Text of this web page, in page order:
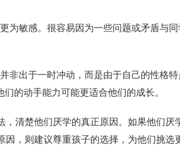
为敏感。很容易因为一些问题或矛盾与
非出于一时冲动，而是由于自己的性格
的动手能力可能更适合他们的成长。
清楚他们厌学的真正原因。如果他们厌
，则建议尊重孩子的选择，为他们挑选